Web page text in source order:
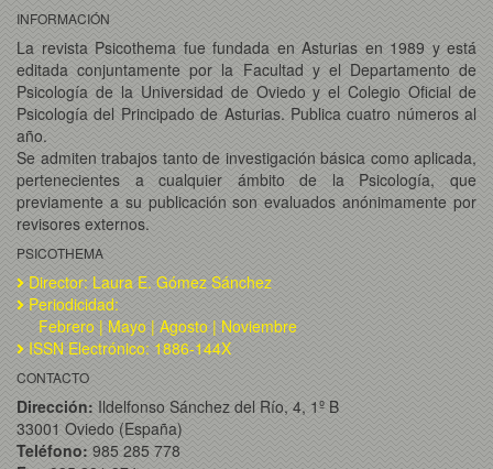
INFORMACIÓN
La revista Psicothema fue fundada en Asturias en 1989 y está
editada conjuntamente por la Facultad y el Departamento de
Psicología de la Universidad de Oviedo y el Colegio Oficial de
Psicología del Principado de Asturias. Publica cuatro números al
año.
Se admiten trabajos tanto de investigación básica como aplicada,
pertenecientes a cualquier ámbito de la Psicología, que
previamente a su publicación son evaluados anónimamente por
revisores externos.
PSICOTHEMA
Director: Laura E. Gómez Sánchez
Periodicidad:
Febrero | Mayo | Agosto | Noviembre
ISSN Electrónico: 1886-144X
CONTACTO
Dirección: Ildelfonso Sánchez del Río, 4, 1º B
33001 Oviedo (España)
Teléfono: 985 285 778